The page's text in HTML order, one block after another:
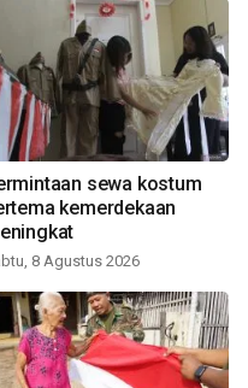
sewa kostum
kemerdekaan
8 Agustus 2026